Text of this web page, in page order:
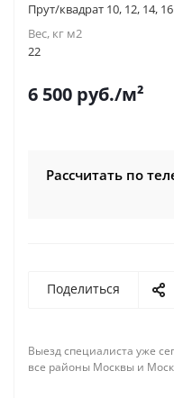
Прут/квадрат 10, 12, 14,
Вес, кг м2
22
6 500 руб./м²
Рассчитать по
Поделиться
Выезд специалиста уже
все районы Москвы и